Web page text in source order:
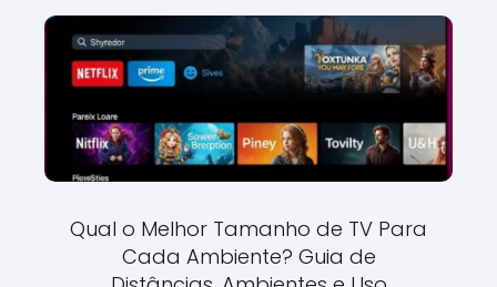
Qual o Melhor Tamanho de TV Para
Cada Ambiente? Guia de